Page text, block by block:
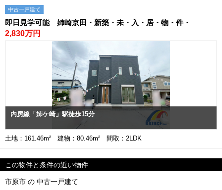
中古一戸建て
即日見学可能 姉崎京田・新築・未・入・居・物・件・
2,830万円
内房線「姉ケ崎」駅徒歩15分
土地：161.46m² 建物：80.46m² 間取：2LDK
この物件と条件の近い物件
市原市 の 中古一戸建て